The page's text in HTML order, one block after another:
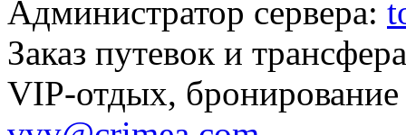
Администратор сервера:
Заказ путевок и
VIP-отдых,